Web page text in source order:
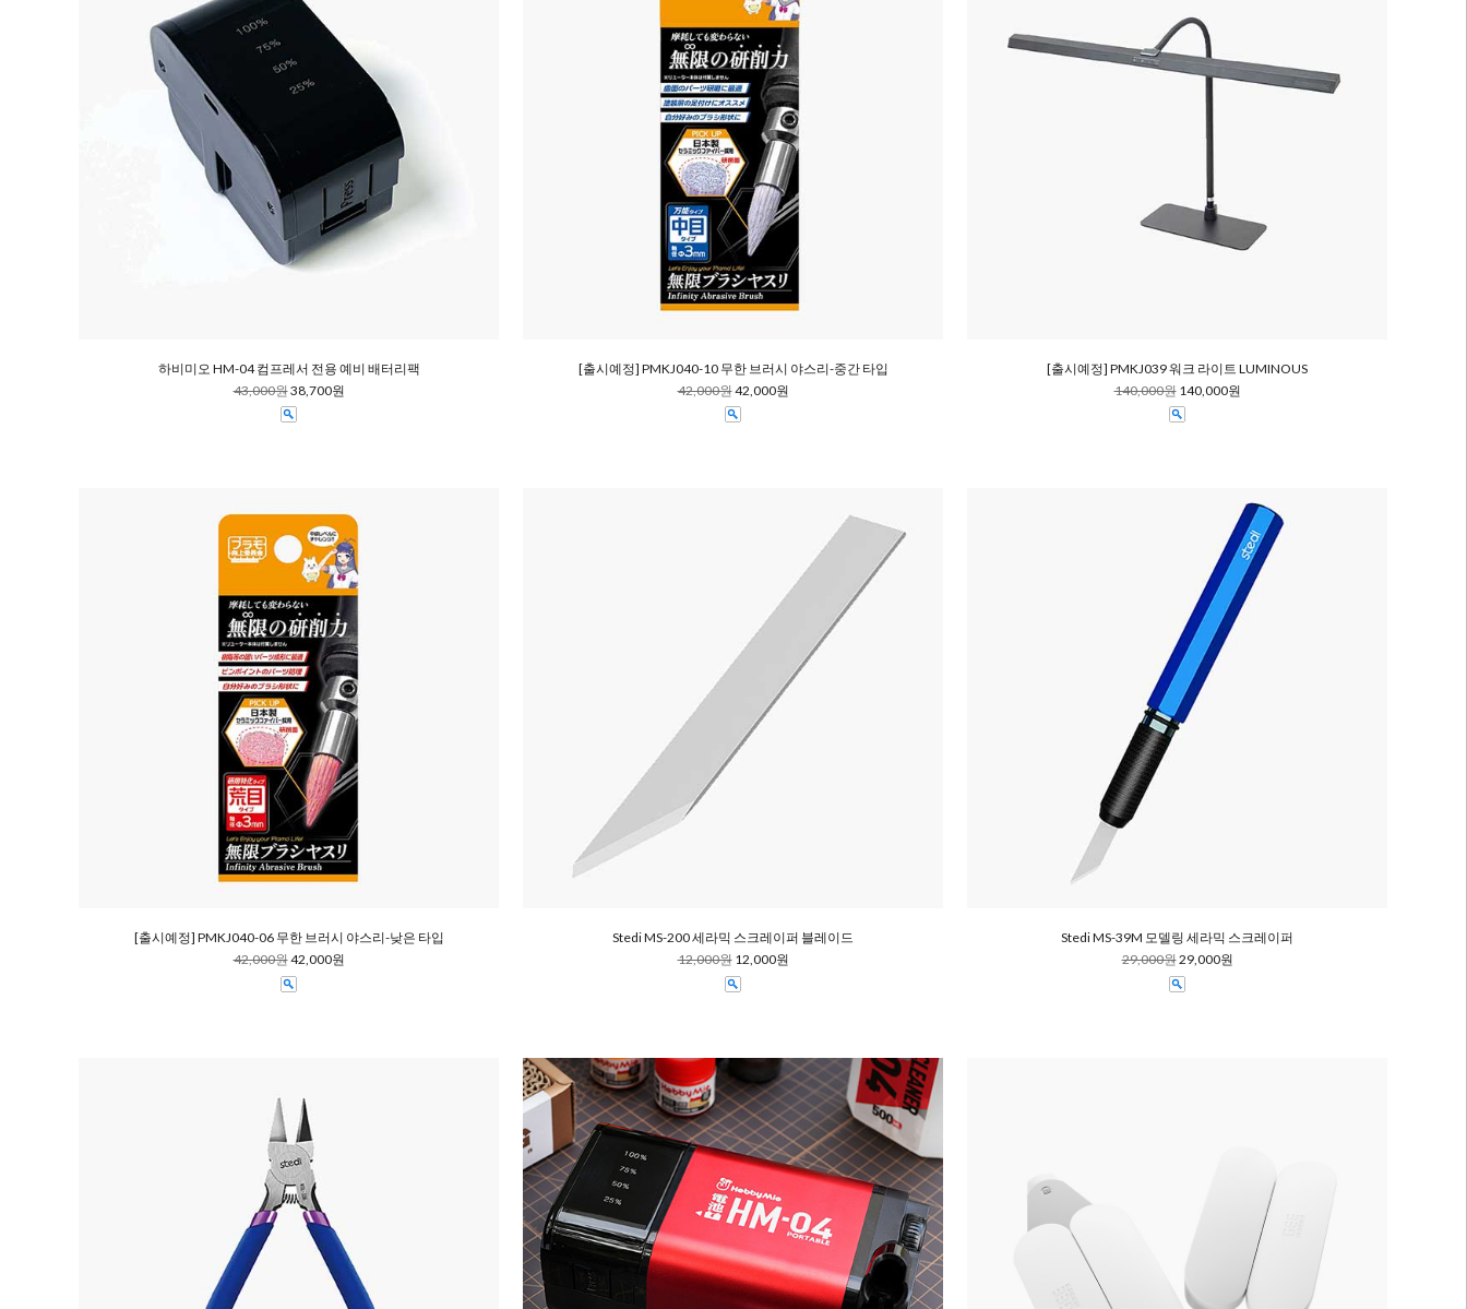
하비미오 HM-04 컴프레서 전용 예비 배터리팩
43,000원38,700원
[출시예정] PMKJ040-10 무한 브러시 야스리-중간 타입
42,000원42,000원
[출시예정] PMKJ039 워크 라이트 LUMINOUS
140,000원 140,000원
[출시예정] PMKJ040-06 무한 브러시 야스리-낮은 타입
42,000원42,000원
Stedi MS-200 세라믹 스크레이퍼 블레이드
12,000원 12,000원
Stedi MS-39M 모델링 세라믹 스크레이퍼
29,000원29,000원